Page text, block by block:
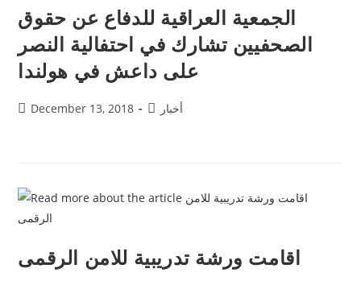
الجمعية العراقية للدفاع عن حقوق
الصحفيين تشارك في احتفالية النصر
على داعش في هولندا
December 13, 2018 أخبار
اقامت ورشة تدريبية للامن الرقمى